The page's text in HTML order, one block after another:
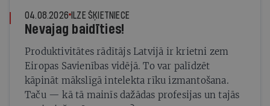
04.08.2026 ILZE ŠĶIETNIECE
Nevajag baidīties!
Produktivitātes rādītājs Latvijā ir krietni zem
Eiropas Savienības vidējā. To var palīdzēt
kāpināt mākslīgā intelekta rīku izmantošana.
Taču — kā tā mainīs dažādas profesijas un tajās